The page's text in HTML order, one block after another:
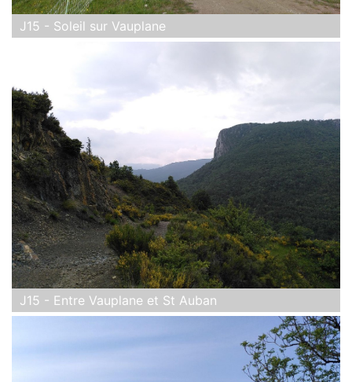
J15 - Soleil sur Vauplane
J15 - Entre Vauplane et St Auban